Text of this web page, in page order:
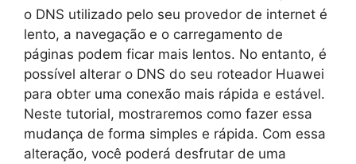
o DNS utilizado pelo seu provedor de internet é
lento, a navegação e o carregamento de
páginas podem ficar mais lentos. No entanto, é
possível alterar o DNS do seu roteador Huawei
para obter uma conexão mais rápida e estável.
Neste tutorial, mostraremos como fazer essa
mudança de forma simples e rápida. Com essa
alteração, você poderá desfrutar de uma